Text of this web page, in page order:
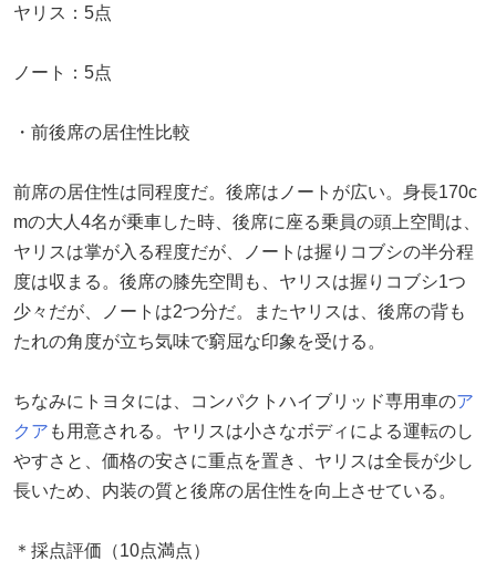
ヤリス：5点
ノート：5点
・前後席の居住性比較
前席の居住性は同程度だ。後席はノートが広い。身長170c
mの大人4名が乗車した時、後席に座る乗員の頭上空間は、
ヤリスは掌が入る程度だが、ノートは握りコブシの半分程
度は収まる。後席の膝先空間も、ヤリスは握りコブシ1つ
少々だが、ノートは2つ分だ。またヤリスは、後席の背も
たれの角度が立ち気味で窮屈な印象を受ける。
ちなみにトヨタには、コンパクトハイブリッド専用車のア
クア も用意される。ヤリスは小さなボディによる運転のし
やすさと、価格の安さに重点を置き、ヤリスは全長が少し
長いため、内装の質と後席の居住性を向上させている。
＊採点評価（10点満点）